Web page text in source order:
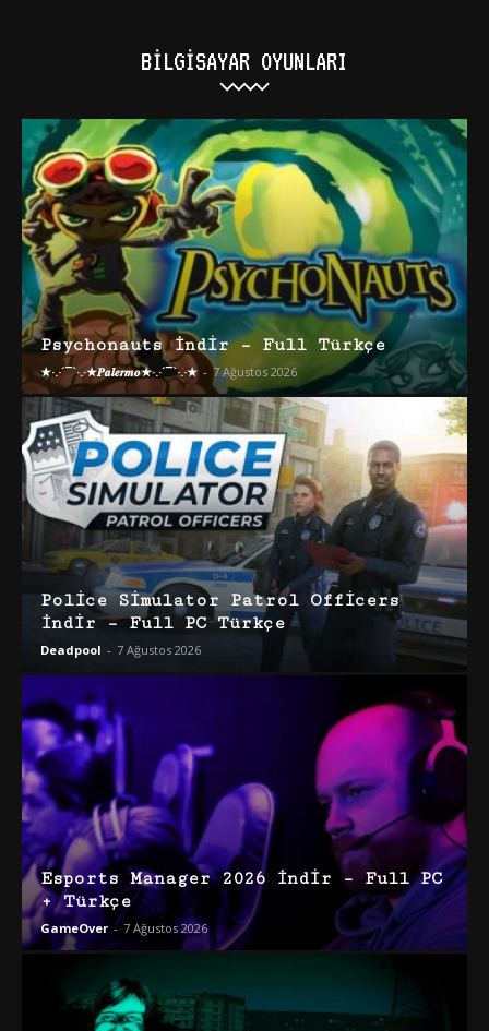
BILGISAYAR OYUNLARI
Psychonauts İndir – Full Türkçe
★·.·´¯`·.·★𝑷𝒂𝒍𝒆𝒓𝒎𝒐★·.·´¯`·.·★ - 7 Ağustos 2026
Police Simulator Patrol Officers
İndir – Full PC Türkçe
Deadpool - 7 Ağustos 2026
Esports Manager 2026 İndir – Full PC
+ Türkçe
GameOver - 7 Ağustos 2026